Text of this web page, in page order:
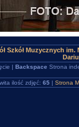
Szkół Muzycznych
| Backspace Strona
ilość zdjęć: 65 | Strona